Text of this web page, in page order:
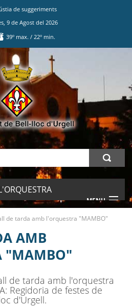
de suggeriments
9 de Agost del 2026
39º max./ 22º min.
MENU
de tarda amb l'orquestra "MAMBO"
AMB
"MAMBO"
de tarda amb l'orquestra
Regidoria de festes de
d'Urgell.